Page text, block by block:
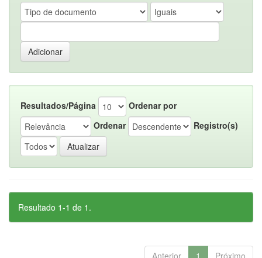
Resultados/Página
Ordenar por
Ordenar
Registro(s)
Resultado 1-1 de 1.
Anterior 1 Próximo